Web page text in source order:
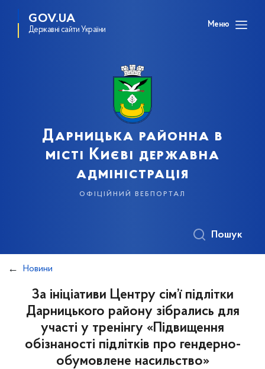
GOV.UA
Державні сайти України
Меню
Дарницька районна в
місті Києві державна
адміністрація
офіційний вебпортал
Пошук
Новини
За ініціативи Центру сім’ї підлітки
Дарницького району зібрались для
участі у тренінгу «Підвищення
обізнаності підлітків про гендерно-
обумовлене насильство»